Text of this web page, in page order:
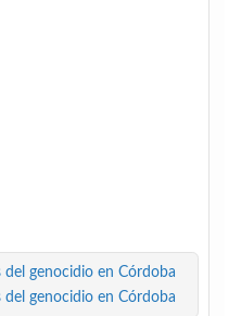
genocidio en Córdoba
genocidio en Córdoba